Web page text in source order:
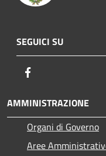
SEGUICI SU
AMMINISTRAZIONE
Organi di Governo
Aree